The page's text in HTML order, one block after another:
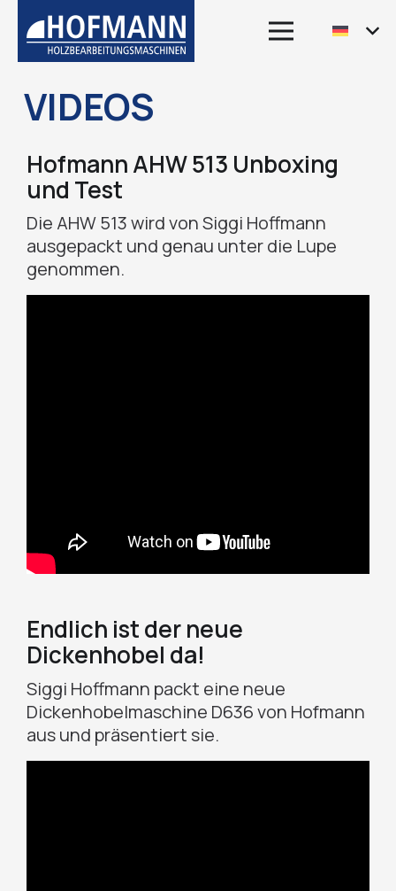
VIDEOS
Hofmann AHW 513 Unboxing
und Test
Die AHW 513 wird von Siggi Hoffmann
ausgepackt und genau unter die Lupe
genommen.
Endlich ist der neue
Dickenhobel da!
Siggi Hoffmann packt eine neue
Dickenhobelmaschine D636 von Hofmann
aus und präsentiert sie.